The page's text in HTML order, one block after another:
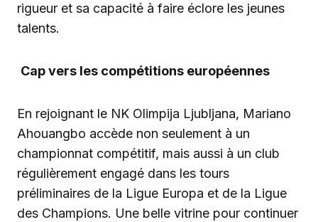
rigueur et sa capacité à faire éclore les jeunes
talents.
Cap vers les compétitions européennes
En rejoignant le NK Olimpija Ljubljana, Mariano
Ahouangbo accède non seulement à un
championnat compétitif, mais aussi à un club
régulièrement engagé dans les tours
préliminaires de la Ligue Europa et de la Ligue
des Champions. Une belle vitrine pour continuer